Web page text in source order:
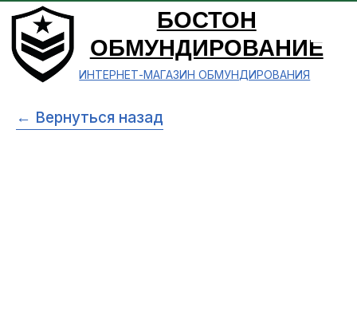
БОСТОН
ОБМУНДИРОВАНИЕ
ИНТЕРНЕТ-МАГАЗИН ОБМУНДИРОВАНИЯ
← Вернуться назад